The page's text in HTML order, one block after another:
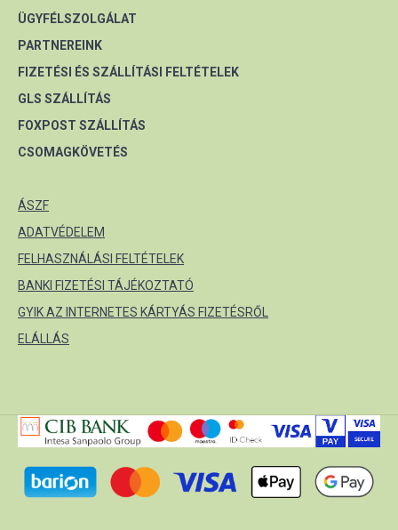
ÜGYFÉLSZOLGÁLAT
PARTNEREINK
FIZETÉSI ÉS SZÁLLÍTÁSI FELTÉTELEK
GLS SZÁLLÍTÁS
FOXPOST SZÁLLÍTÁS
CSOMAGKÖVETÉS
ÁSZF
ADATVÉDELEM
FELHASZNÁLÁSI FELTÉTELEK
BANKI FIZETÉSI TÁJÉKOZTATÓ
GYIK AZ INTERNETES KÁRTYÁS FIZETÉSRŐL
ELÁLLÁS